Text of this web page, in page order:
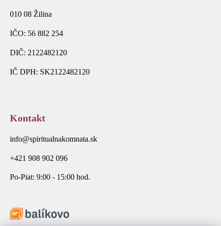
010 08 Žilina
IČO: 56 882 254
DIČ: 2122482120
IČ DPH: SK2122482120
Kontakt
info@spiritualnakomnata.sk
+421 908 902 096
Po-Piat: 9:00 - 15:00 hod.